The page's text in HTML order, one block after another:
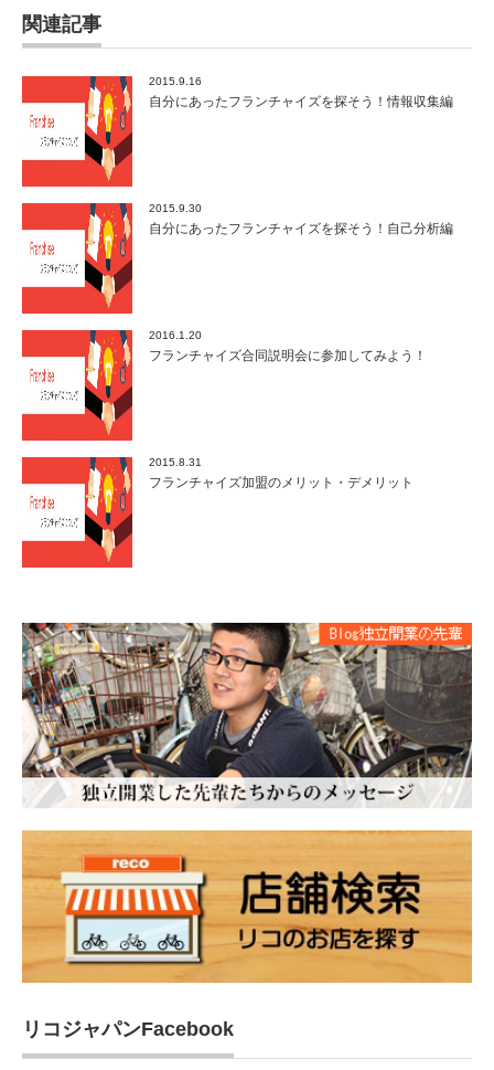
関連記事
2015.9.16
自分にあったフランチャイズを探そう！情報収集編
2015.9.30
自分にあったフランチャイズを探そう！自己分析編
2016.1.20
フランチャイズ合同説明会に参加してみよう！
2015.8.31
フランチャイズ加盟のメリット・デメリット
リコジャパンFacebook